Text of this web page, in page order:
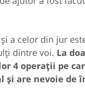
a celor din jur
dintre voi. La
4 operații pe
și are nevoie de